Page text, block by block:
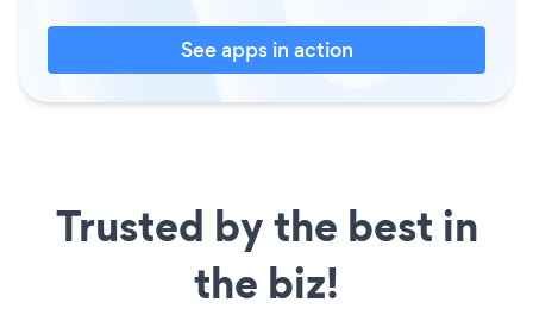
See apps in action
Trusted by the best in
the biz!